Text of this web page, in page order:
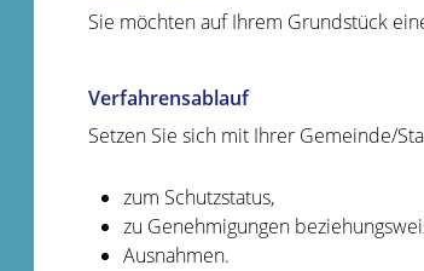
Sie möchten auf Ihrem Grundstück
Verfahrensablauf
Setzen Sie sich mit Ihrer Gemeinde/
zum Schutzstatus,
zu Genehmigungen
Ausnahmen.